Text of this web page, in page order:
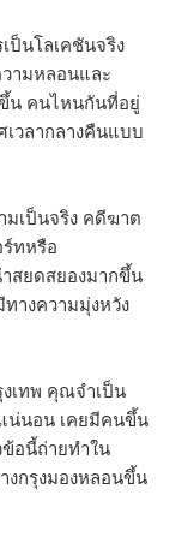
ป็นโลเคชันจริง
ามหลอนและ
น คนไหนกันที่อยู่
เวลากลางคืนแบบ
มเป็นจริง คดีฆาต
ทหรือ
สยดสยองมากขึ้น
างความมุ่งหวัง
เทพ คุณจำเป็น
น่นอน เคยมีคนขึ้น
อนี้ถ่ายทำใน
งกรุงมองหลอนขึ้น